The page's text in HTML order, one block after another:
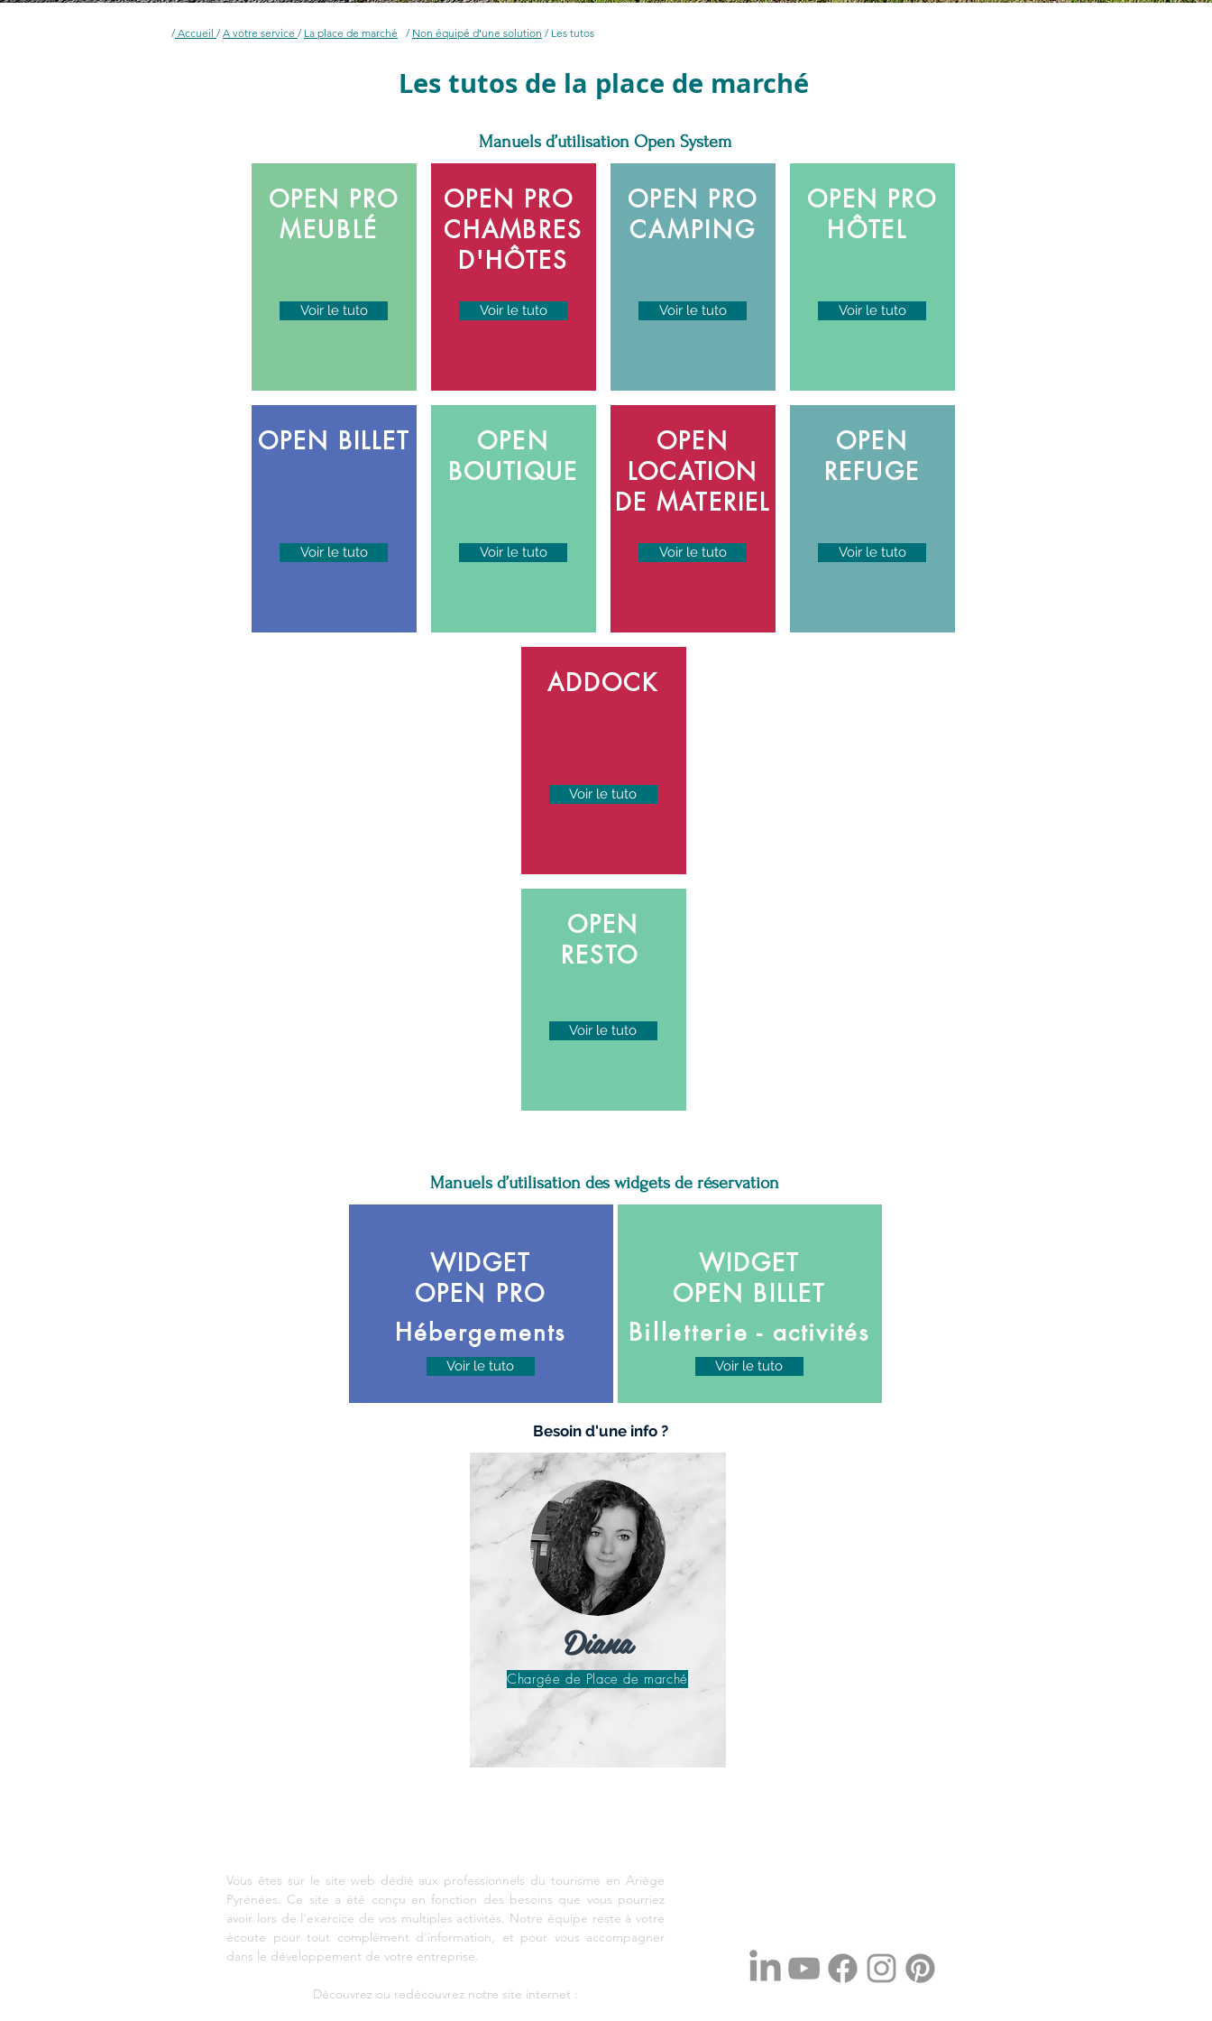
/Accueil /A votre service / La place de marché / Non équipé d'une solution / Les tutos
Les tutos de la place de marché
Manuels d’utilisation Open System
OPEN PRO
MEUBLÉ
Voir le tuto
OPEN BILLET
Voir le tuto
OPEN PRO
CHAMBRES
D'HÔTES
Voir le tuto
OPEN
BOUTIQUE
Voir le tuto
OPEN PRO
CAMPING
Voir le tuto
OPEN
LOCATION
DE MATERIEL
Voir le tuto
OPEN PRO
HÔTEL
Voir le tuto
OPEN
REFUGE
Voir le tuto
ADDOCK
Voir le tuto
OPEN
RESTO
Voir le tuto
Manuels d’utilisation des widgets de réservation
WIDGET
OPEN PRO
Hébergements
Voir le tuto
WIDGET
OPEN BILLET
Billetterie - activités
Voir le tuto
Besoin d'une info ?
Diana
Chargée de Place de marché
Vous êtes sur le site web dédié aux professionnels du tourisme en Ariège
Pyrénées. Ce site a été conçu en fonction des besoins que vous pourriez
avoir lors de l'exercice de vos multiples activités. Notre équipe reste à votre
écoute pour tout complément d'information, et pour vous accompagner
dans le développement de votre entreprise.
Découvrez ou redécouvrez notre site internet :